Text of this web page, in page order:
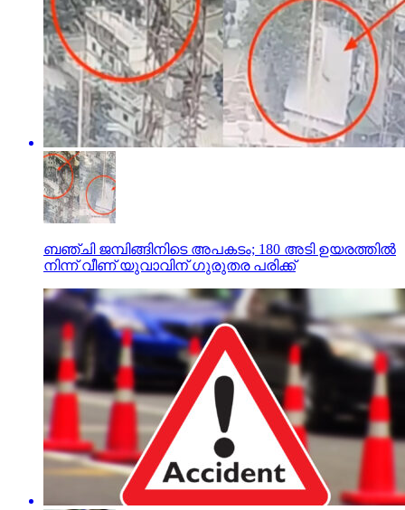
ബഞ്ചി ജമ്പിങ്ങിനിടെ അപകടം; 180 അടി ഉയരത്തില്‍
നിന്ന് വീണ് യുവാവിന് ഗുരുതര പരിക്ക്